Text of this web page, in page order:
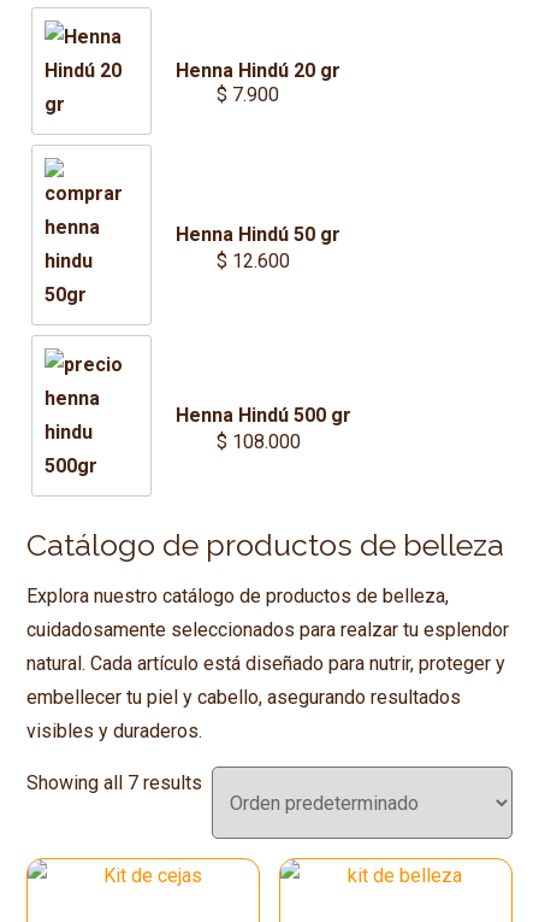
range:
$ 54.000
through
$ 58.000
Henna Hindú 20 gr
$ 7.900
Henna Hindú 50 gr
$ 12.600
Henna Hindú 500 gr
$ 108.000
Catálogo de productos de belleza
Explora nuestro catálogo de productos de belleza,
cuidadosamente seleccionados para realzar tu esplendor
natural. Cada artículo está diseñado para nutrir, proteger y
embellecer tu piel y cabello, asegurando resultados
visibles y duraderos.
Showing all 7 results